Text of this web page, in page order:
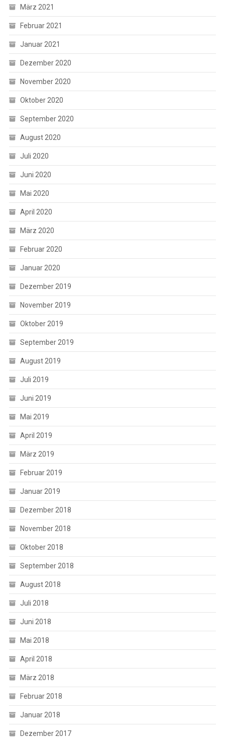
März 2021
Februar 2021
Januar 2021
Dezember 2020
November 2020
Oktober 2020
September 2020
August 2020
Juli 2020
Juni 2020
Mai 2020
April 2020
März 2020
Februar 2020
Januar 2020
Dezember 2019
November 2019
Oktober 2019
September 2019
August 2019
Juli 2019
Juni 2019
Mai 2019
April 2019
März 2019
Februar 2019
Januar 2019
Dezember 2018
November 2018
Oktober 2018
September 2018
August 2018
Juli 2018
Juni 2018
Mai 2018
April 2018
März 2018
Februar 2018
Januar 2018
Dezember 2017